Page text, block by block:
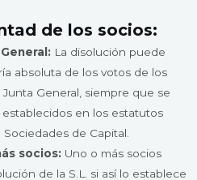
de los socios:
La disolución puede
absoluta de los votos de los
General, siempre que se
en los estatutos
de Capital.
socios: Uno o más socios
de la S.L. si así lo establece